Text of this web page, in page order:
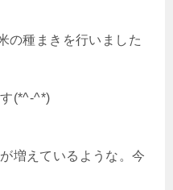
の種まきを行いました
(*^-^*)
増えているような。今